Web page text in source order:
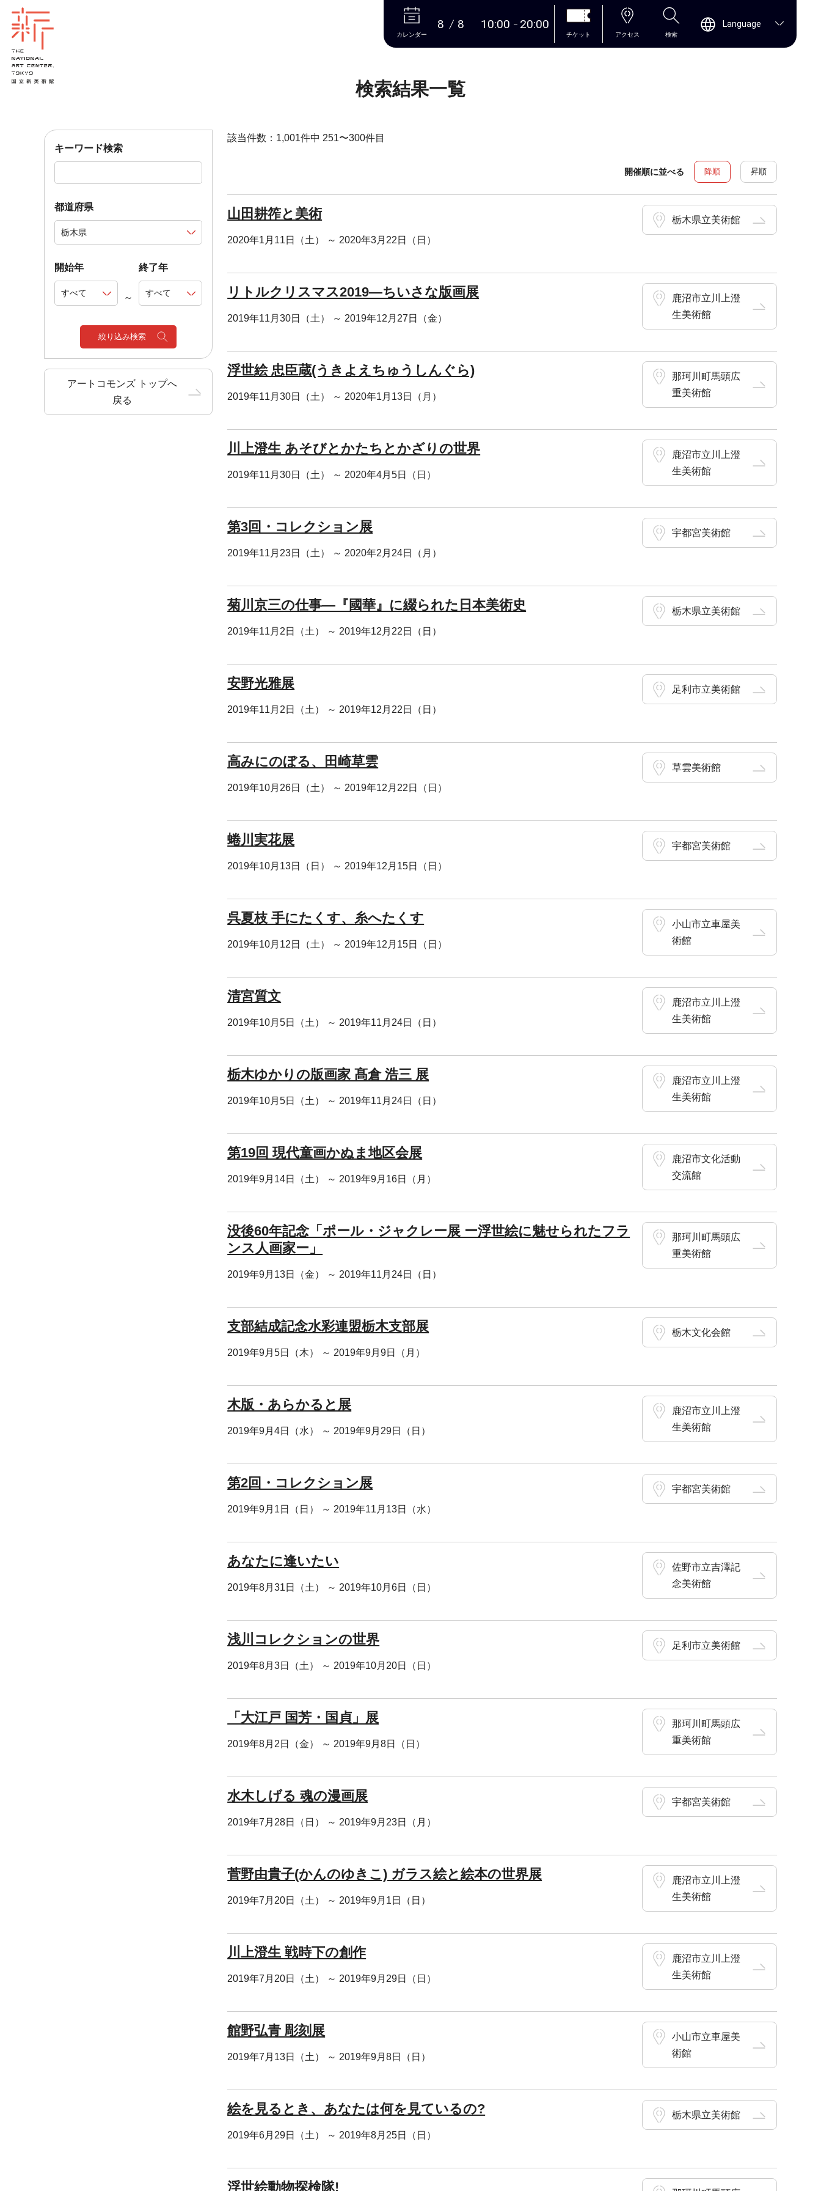
本文へ
カレンダー
8 8 10:00 20:00
チケット アクセス 検索
Language
検索結果一覧
キーワード検索
都道府県
開始年
～
終了年
絞り込み検索
アートコモンズ トップへ
戻る
該当件数：1,001件中 251〜300件目
開催順に並べる 降順 昇順
山田耕筰と美術
2020年1月11日（土） ～ 2020年3月22日（日）
栃木県立美術館
リトルクリスマス2019―ちいさな版画展
2019年11月30日（土） ～ 2019年12月27日（金）
鹿沼市立川上澄
生美術館
浮世絵 忠臣蔵(うきよえちゅうしんぐら)
2019年11月30日（土） ～ 2020年1月13日（月）
那珂川町馬頭広
重美術館
川上澄生 あそびとかたちとかざりの世界
2019年11月30日（土） ～ 2020年4月5日（日）
鹿沼市立川上澄
生美術館
第3回・コレクション展
2019年11月23日（土） ～ 2020年2月24日（月）
宇都宮美術館
菊川京三の仕事―『國華』に綴られた日本美術史
2019年11月2日（土） ～ 2019年12月22日（日）
栃木県立美術館
安野光雅展
2019年11月2日（土） ～ 2019年12月22日（日）
足利市立美術館
高みにのぼる、田崎草雲
2019年10月26日（土） ～ 2019年12月22日（日）
草雲美術館
蜷川実花展
2019年10月13日（日） ～ 2019年12月15日（日）
宇都宮美術館
呉夏枝 手にたくす、糸へたくす
2019年10月12日（土） ～ 2019年12月15日（日）
小山市立車屋美
術館
清宮質文
2019年10月5日（土） ～ 2019年11月24日（日）
鹿沼市立川上澄
生美術館
栃木ゆかりの版画家 髙倉 浩三 展
2019年10月5日（土） ～ 2019年11月24日（日）
鹿沼市立川上澄
生美術館
第19回 現代童画かぬま地区会展
2019年9月14日（土） ～ 2019年9月16日（月）
鹿沼市文化活動
交流館
没後60年記念「ポール・ジャクレー展 ー浮世絵に魅せられたフラ
ンス人画家ー」
2019年9月13日（金） ～ 2019年11月24日（日）
那珂川町馬頭広
重美術館
支部結成記念水彩連盟栃木支部展
2019年9月5日（木） ～ 2019年9月9日（月）
栃木文化会館
木版・あらかると展
2019年9月4日（水） ～ 2019年9月29日（日）
鹿沼市立川上澄
生美術館
第2回・コレクション展
2019年9月1日（日） ～ 2019年11月13日（水）
宇都宮美術館
あなたに逢いたい
2019年8月31日（土） ～ 2019年10月6日（日）
佐野市立吉澤記
念美術館
浅川コレクションの世界
2019年8月3日（土） ～ 2019年10月20日（日）
足利市立美術館
「大江戸 国芳・国貞」展
2019年8月2日（金） ～ 2019年9月8日（日）
那珂川町馬頭広
重美術館
水木しげる 魂の漫画展
2019年7月28日（日） ～ 2019年9月23日（月）
宇都宮美術館
菅野由貴子(かんのゆきこ) ガラス絵と絵本の世界展
2019年7月20日（土） ～ 2019年9月1日（日）
鹿沼市立川上澄
生美術館
川上澄生 戦時下の創作
2019年7月20日（土） ～ 2019年9月29日（日）
鹿沼市立川上澄
生美術館
館野弘青 彫刻展
2019年7月13日（土） ～ 2019年9月8日（日）
小山市立車屋美
術館
絵を見るとき、あなたは何を見ているの?
2019年6月29日（土） ～ 2019年8月25日（日）
栃木県立美術館
浮世絵動物探検隊!